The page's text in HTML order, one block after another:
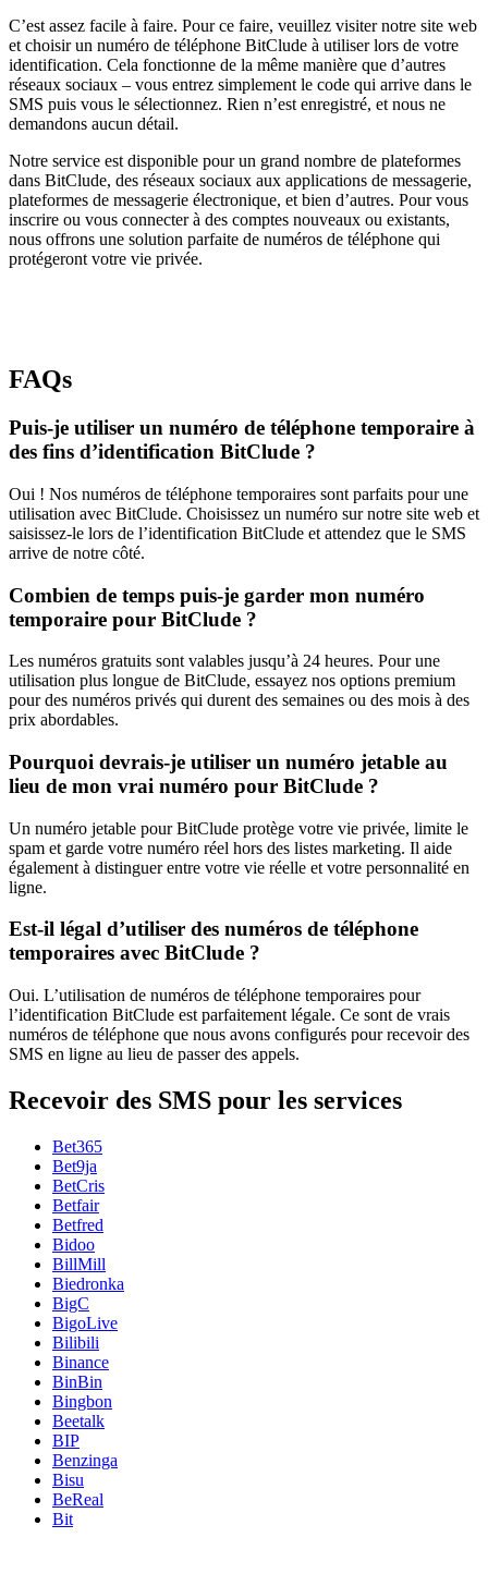
C’est assez facile à faire. Pour ce faire, veuillez visiter notre site web
et choisir un numéro de téléphone BitClude à utiliser lors de votre
identification. Cela fonctionne de la même manière que d’autres
réseaux sociaux – vous entrez simplement le code qui arrive dans le
SMS puis vous le sélectionnez. Rien n’est enregistré, et nous ne
demandons aucun détail.
Notre service est disponible pour un grand nombre de plateformes
dans BitClude, des réseaux sociaux aux applications de messagerie,
plateformes de messagerie électronique, et bien d’autres. Pour vous
inscrire ou vous connecter à des comptes nouveaux ou existants,
nous offrons une solution parfaite de numéros de téléphone qui
protégeront votre vie privée.
FAQs
Puis-je utiliser un numéro de téléphone temporaire à
des fins d’identification BitClude ?
Oui ! Nos numéros de téléphone temporaires sont parfaits pour une
utilisation avec BitClude. Choisissez un numéro sur notre site web et
saisissez-le lors de l’identification BitClude et attendez que le SMS
arrive de notre côté.
Combien de temps puis-je garder mon numéro
temporaire pour BitClude ?
Les numéros gratuits sont valables jusqu’à 24 heures. Pour une
utilisation plus longue de BitClude, essayez nos options premium
pour des numéros privés qui durent des semaines ou des mois à des
prix abordables.
Pourquoi devrais-je utiliser un numéro jetable au
lieu de mon vrai numéro pour BitClude ?
Un numéro jetable pour BitClude protège votre vie privée, limite le
spam et garde votre numéro réel hors des listes marketing. Il aide
également à distinguer entre votre vie réelle et votre personnalité en
ligne.
Est-il légal d’utiliser des numéros de téléphone
temporaires avec BitClude ?
Oui. L’utilisation de numéros de téléphone temporaires pour
l’identification BitClude est parfaitement légale. Ce sont de vrais
numéros de téléphone que nous avons configurés pour recevoir des
SMS en ligne au lieu de passer des appels.
Recevoir des SMS pour les services
Bet365
Bet9ja
BetCris
Betfair
Betfred
Bidoo
BillMill
Biedronka
BigC
BigoLive
Bilibili
Binance
BinBin
Bingbon
Beetalk
BIP
Benzinga
Bisu
BeReal
Bit